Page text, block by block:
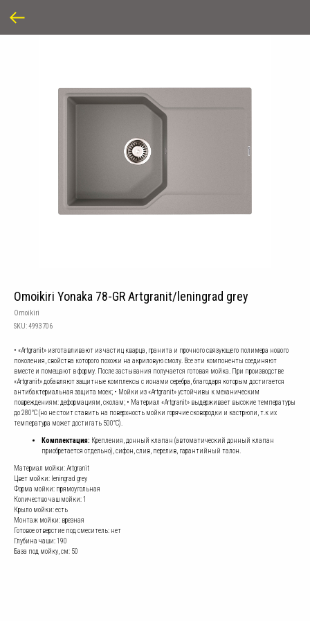
Omoikiri Yonaka 78-GR Artgranit/leningrad grey
Omoikiri
SKU:4993706
• «Artgranit» изготавливают из частиц кварца, гранита и прочного связующего полимера нового
поколения, свойства которого похожи на акриловую смолу. Все эти компоненты соединяют
вместе и помещают в форму. После застывания получается готовая мойка. При производстве
«Artgranit» добавляют защитные комплексы с ионами серебра, благодаря которым достигается
антибактериальная защита моек; • Мойки из «Artgranit» устойчивы к механическим
повреждениям: деформациям, сколам; • Материал «Artgranit» выдерживает высокие температуры
до 280°С (но не стоит ставить на поверхность мойки горячие сковородки и кастрюли, т.к их
температура может достигать 500°С).
Комплектация: Крепления, донный клапан (автоматический донный клапан
приобретается отдельно), сифон, слив, перелив, гарантийный талон.
Материал мойки: Artgranit
Цвет мойки: leningrad grey
Форма мойки: прямоугольная
Количество чаш мойки: 1
Крыло мойки: есть
Монтаж мойки: врезная
Готовое отверстие под смеситель: нет
Глубина чаши: 190
База под мойку, см: 50